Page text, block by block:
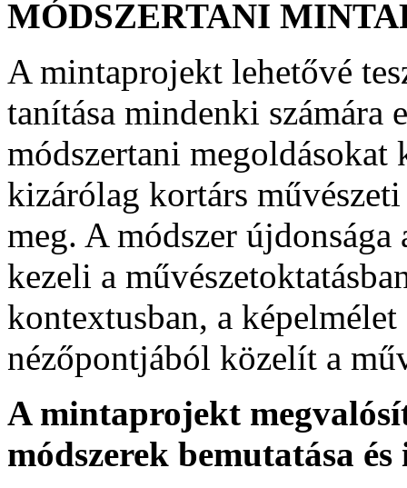
MÓDSZERTANI
A mintaprojekt lehetővé
tanítása mindenki
módszertani
kizárólag kortárs
meg. A módszer
kezeli a
kontextusban, a
nézőpontjából közelít a
A mintaprojekt
módszerek bemutatása